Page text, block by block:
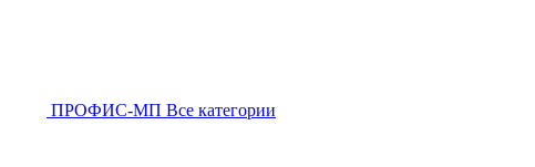
ПРОФИС-МП Все категории